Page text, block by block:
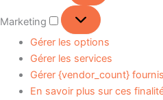
Marketing
Gérer les options
Gérer les services
Gérer {vendor_count}
En savoir plus sur ces